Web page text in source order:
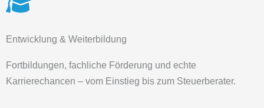
Entwicklung & Weiterbildung
Fortbildungen, fachliche Förderung und echte
Karrierechancen – vom Einstieg bis zum Steuerberater.